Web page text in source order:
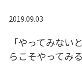
2019.09.03
「やってみない
らこそやってみ